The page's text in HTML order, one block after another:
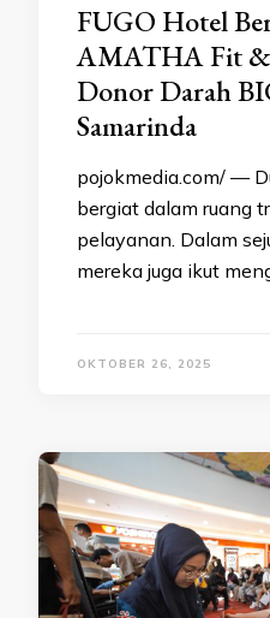
FUGO Hotel
AMATHA Fit &
Donor Darah
Samarinda
pojokmedia.com/ —
bergiat dalam ruang
pelayanan. Dalam
mereka juga ikut
OKTOBER 26, 2025